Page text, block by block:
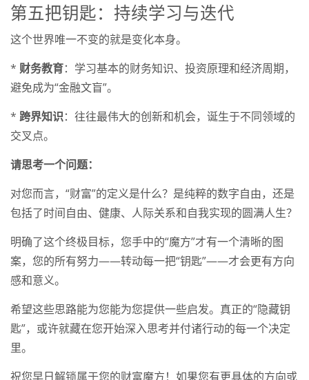
第五把钥匙：持续学习与迭代
这个世界唯一不变的就是变化本身。
* 财务教育：学习基本的财务知识、投资原理和经济周期，
避免成为“金融文盲”。
* 跨界知识：往往最伟大的创新和机会，诞生于不同领域的
交叉点。
请思考一个问题：
对您而言，“财富”的定义是什么？是纯粹的数字自由，还是
包括了时间自由、健康、人际关系和自我实现的圆满人生？
明确了这个终极目标，您手中的“魔方”才有一个清晰的图
案，您的所有努力——转动每一把“钥匙”——才会更有方向
感和意义。
希望这些思路能为您能为您提供一些启发。真正的“隐藏钥
匙”，或许就藏在您开始深入思考并付诸行动的每一个决定
里。
祝您早日解锁属于您的财富魔方！如果您有更具体的方向或